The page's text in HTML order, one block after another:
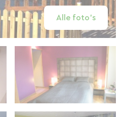
Alle foto's